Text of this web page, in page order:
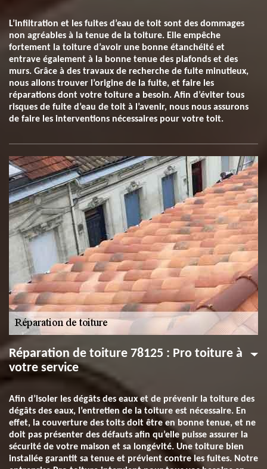
L’infiltration et les fuites d’eau de toit sont des dommages
non agréables à la tenue de la toiture. Elle empêche
fortement la toiture d’avoir une bonne étanchéité et
entrave également à la bonne tenue des plafonds et des
murs. Grâce à des travaux de recherche de fuite minutieux,
nous allons trouver l’origine de la fuite, et faire les
réparations dont votre toiture a besoin. Afin d’éviter tous
risques de fuite d’eau de toit à l’avenir, nous nous assurons
de faire les interventions nécessaires pour votre toit.
Réparation de toiture 78125 : Pro toiture à
votre service
Afin d’isoler les dégâts des eaux et de prévenir la toiture des
dégâts des eaux, l’entretien de la toiture est nécessaire. En
effet, la couverture des toits doit être en bonne tenue, et ne
doit pas présenter des défauts afin qu’elle puisse assurer la
sécurité de votre maison et sa longévité. Une toiture bien
installée garantit sa tenue et prévient contre les fuites. Notre